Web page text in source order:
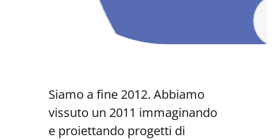
Siamo a fine 2012. Abbiamo
vissuto un 2011 immaginando
e proiettando progetti di